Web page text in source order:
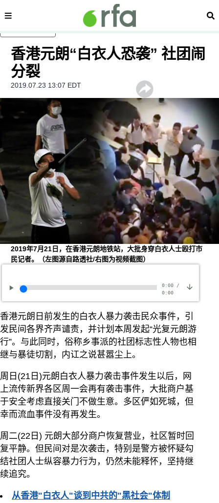
内容分类 搜
香港元朗“白衣人恐袭” 社团闹
分裂
2019.07.23 13:07 EDT
2019年7月21日，在香港元朗地铁站，大批身穿白衣人士殴打市
民记者。（左图源自路透社/右图为视频截图）
0:00/
0:00
香港元朗日前发生的白衣人暴力袭击民众事件，引
发民间各界齐声谴责，并计划本周发起“光复元朗游
行”。与此同时，俗称乡事派的社团标志性人物也相
继与暴徒切割，内讧之说甚嚣尘上。
周日(21日)元朗白衣人暴力袭击事件发生以后，网
上流传新界各区周一会再有袭击事件，大批商户基
于安全考虑直接关门不做生意。多区俨如死城，但
幸而流血事件没有再发生。
周二(22日) 元朗大部分商户恢复营业，社区暂时回
复平静。但民间对是次袭击，特别是警方被怀疑勾
结社团人士纵容暴力行为，仍然未能释怀，坚持继
续追究。
从香港"白衣人"谈到中共的"黑社会"体制